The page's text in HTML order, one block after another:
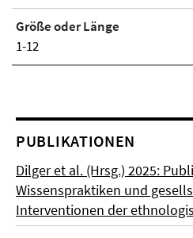
Größe oder Länge
1-12
PUBLIKATIONEN
Dilger et al. (Hrsg.) 2025:
Wissenspraktiken und
Interventionen der